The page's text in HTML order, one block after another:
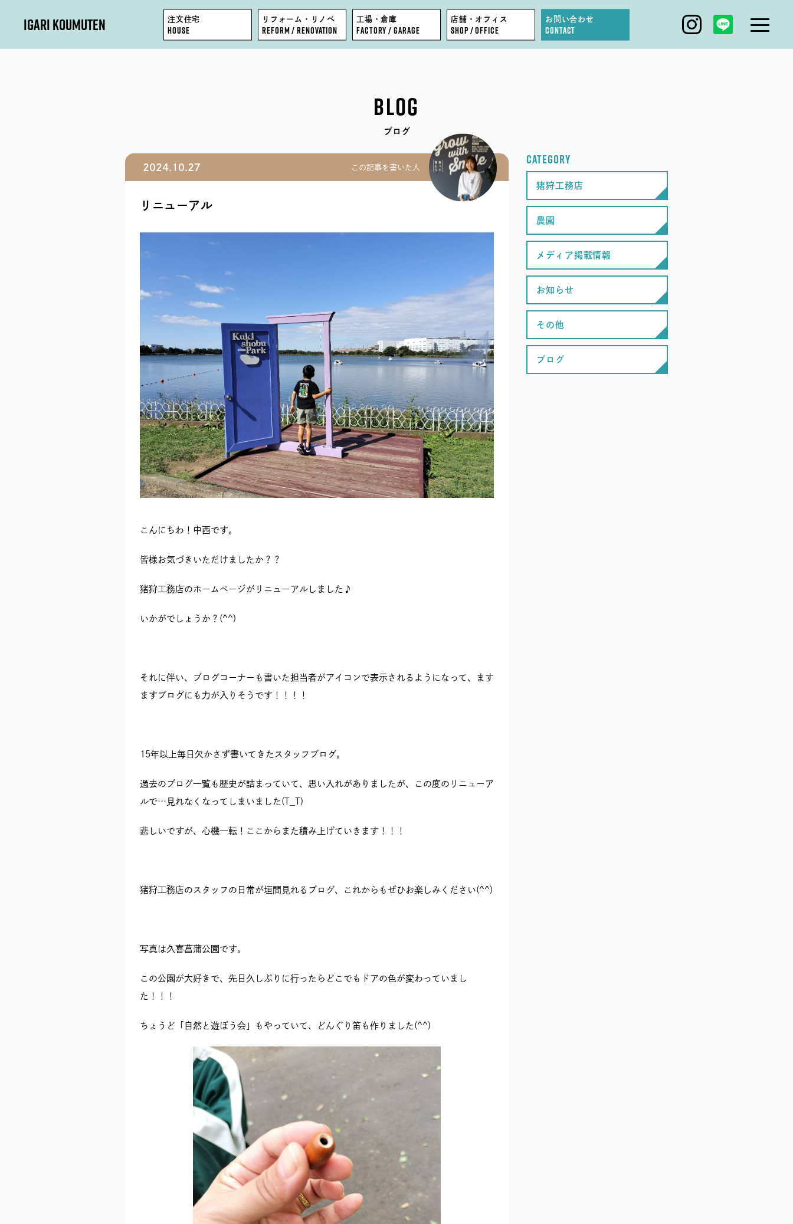
IGARI KOUMUTEN 注文住宅
HOUSE
リフォーム・リノベ
REFORM / RENOVATION
工場・倉庫
FACTORY / GARAGE
店舗・オフィス
SHOP / OFFICE
お問い合わせ
CONTACT
FACTORY / GARAGE
EVENT
SHOP / OFFICE
MODEL HOUSE
BLOG
COMPANY
STAFF
RECRUIT
SEAS0N BY MYSELF
BLOG
ブログ
2024.10.27 この記事を書いた人
リニューアル
こんにちわ！中西です。
皆様お気づきいただけましたか？？
猪狩工務店のホームページがリニューアルしました♪
いかがでしょうか？(^^)
それに伴い、ブログコーナーも書いた担当者がアイコンで表示されるようになって、ます
ますブログにも力が入りそうです！！！！
15年以上毎日欠かさず書いてきたスタッフブログ。
過去のブログ一覧も歴史が詰まっていて、思い入れがありましたが、この度のリニューア
ルで…見れなくなってしまいました(T_T)
悲しいですが、心機一転！ここからまた積み上げていきます！！！
猪狩工務店のスタッフの日常が垣間見れるブログ、これからもぜひお楽しみください(^^)
写真は久喜菖蒲公園です。
この公園が大好きで、先日久しぶりに行ったらどこでもドアの色が変わっていまし
た！！！
ちょうど「自然と遊ぼう会」もやっていて、どんぐり笛も作りました(^^)
CATEGORY
猪狩工務店
農園
メディア掲載情報
お知らせ
その他
ブログ